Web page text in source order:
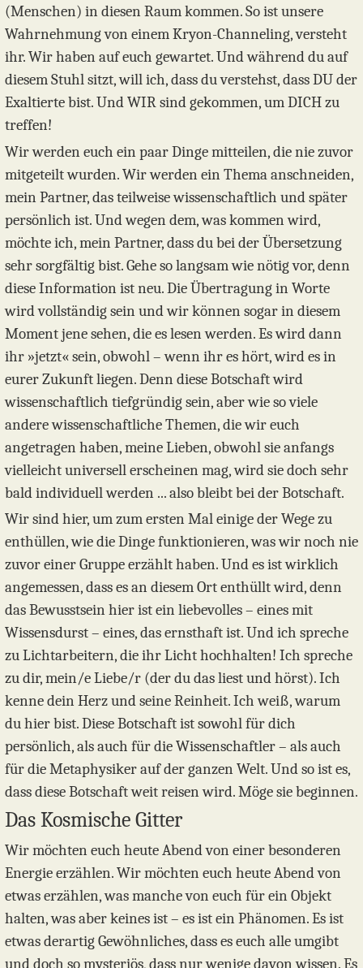
(Menschen) in diesen Raum kommen. So ist unsere
Wahrnehmung von einem Kryon-Channeling, versteht
ihr. Wir haben auf euch gewartet. Und während du auf
diesem Stuhl sitzt, will ich, dass du verstehst, dass DU der
Exaltierte bist. Und WIR sind gekommen, um DICH zu
treffen!
Wir werden euch ein paar Dinge mitteilen, die nie zuvor
mitgeteilt wurden. Wir werden ein Thema anschneiden,
mein Partner, das teilweise wissenschaftlich und später
persönlich ist. Und wegen dem, was kommen wird,
möchte ich, mein Partner, dass du bei der Übersetzung
sehr sorgfältig bist. Gehe so langsam wie nötig vor, denn
diese Information ist neu. Die Übertragung in Worte
wird vollständig sein und wir können sogar in diesem
Moment jene sehen, die es lesen werden. Es wird dann
ihr »jetzt« sein, obwohl – wenn ihr es hört, wird es in
eurer Zukunft liegen. Denn diese Botschaft wird
wissenschaftlich tiefgründig sein, aber wie so viele
andere wissenschaftliche Themen, die wir euch
angetragen haben, meine Lieben, obwohl sie anfangs
vielleicht universell erscheinen mag, wird sie doch sehr
bald individuell werden ... also bleibt bei der Botschaft.
Wir sind hier, um zum ersten Mal einige der Wege zu
enthüllen, wie die Dinge funktionieren, was wir noch nie
zuvor einer Gruppe erzählt haben. Und es ist wirklich
angemessen, dass es an diesem Ort enthüllt wird, denn
das Bewusstsein hier ist ein liebevolles – eines mit
Wissensdurst – eines, das ernsthaft ist. Und ich spreche
zu Lichtarbeitern, die ihr Licht hochhalten! Ich spreche
zu dir, mein/e Liebe/r (der du das liest und hörst). Ich
kenne dein Herz und seine Reinheit. Ich weiß, warum
du hier bist. Diese Botschaft ist sowohl für dich
persönlich, als auch für die Wissenschaftler – als auch
für die Metaphysiker auf der ganzen Welt. Und so ist es,
dass diese Botschaft weit reisen wird. Möge sie beginnen.
Das Kosmische Gitter
Wir möchten euch heute Abend von einer besonderen
Energie erzählen. Wir möchten euch heute Abend von
etwas erzählen, was manche von euch für ein Objekt
halten, was aber keines ist – es ist ein Phänomen. Es ist
etwas derartig Gewöhnliches, dass es euch alle umgibt
und doch so mysteriös, dass nur wenige davon wissen. Es